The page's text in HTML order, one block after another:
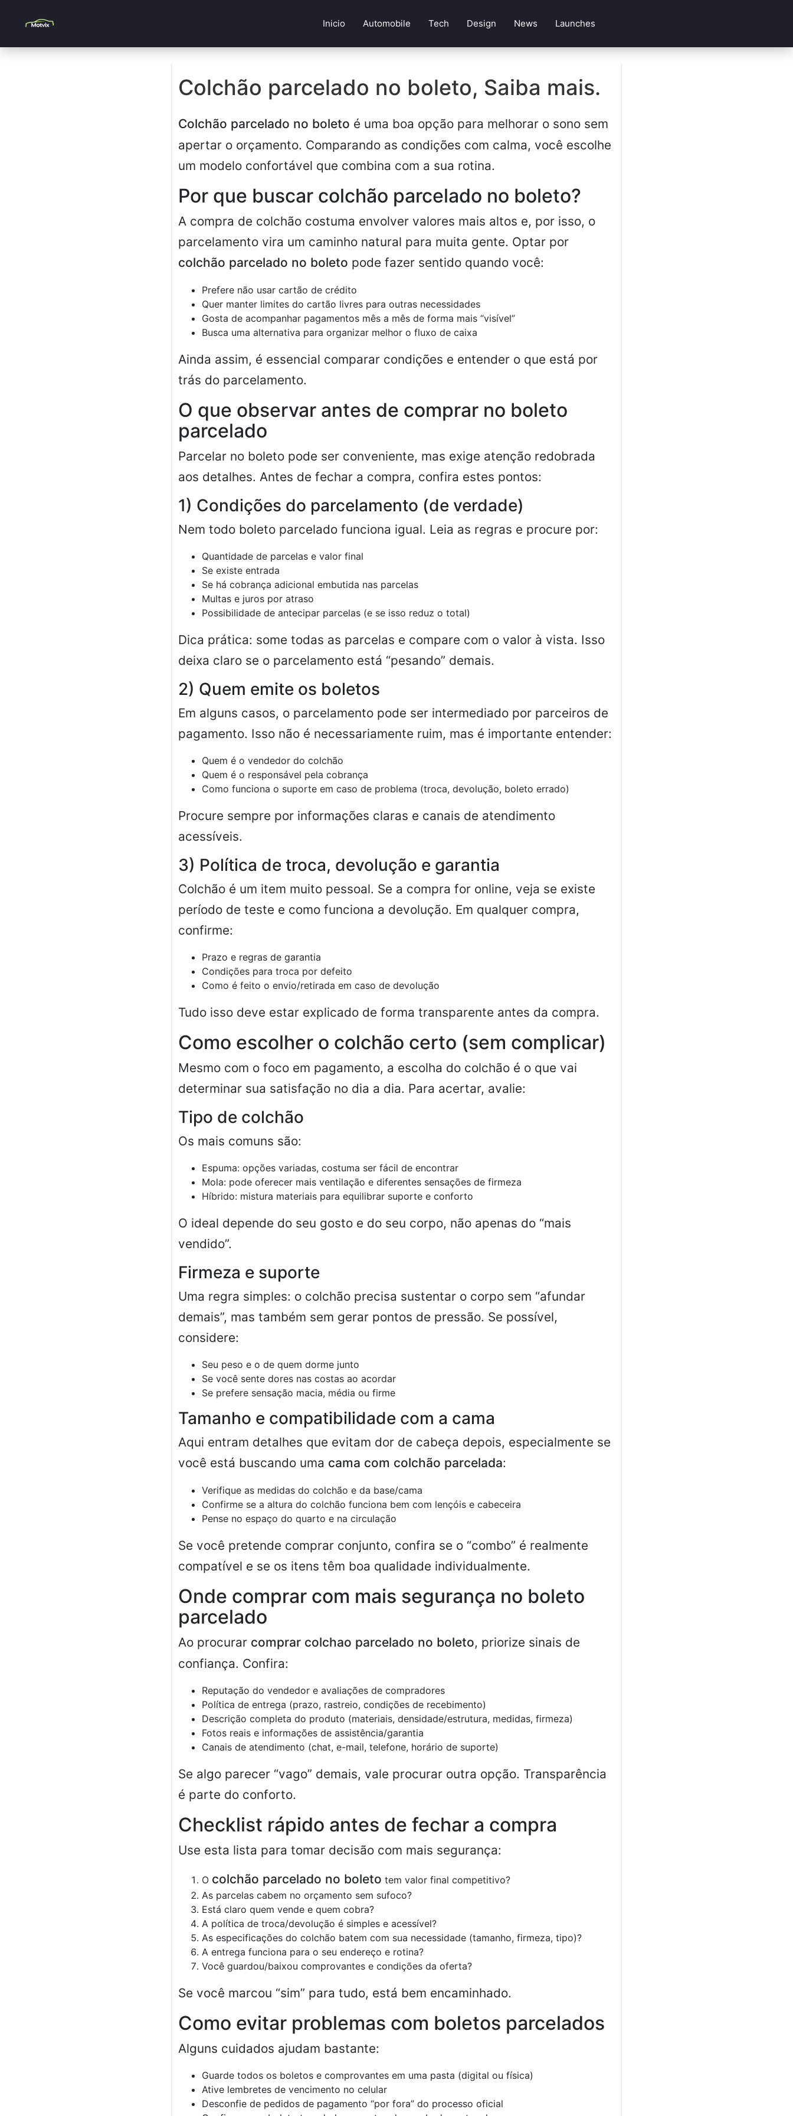
Inicio Automobile Tech Design News Launches
Colchão parcelado no boleto, Saiba mais.
Colchão parcelado no boleto é uma boa opção para melhorar o sono sem
apertar o orçamento. Comparando as condições com calma, você escolhe
um modelo confortável que combina com a sua rotina.
Por que buscar colchão parcelado no boleto?
A compra de colchão costuma envolver valores mais altos e, por isso, o
parcelamento vira um caminho natural para muita gente. Optar por
colchão parcelado no boleto pode fazer sentido quando você:
Prefere não usar cartão de crédito
Quer manter limites do cartão livres para outras necessidades
Gosta de acompanhar pagamentos mês a mês de forma mais “visível”
Busca uma alternativa para organizar melhor o fluxo de caixa
Ainda assim, é essencial comparar condições e entender o que está por
trás do parcelamento.
O que observar antes de comprar no boleto
parcelado
Parcelar no boleto pode ser conveniente, mas exige atenção redobrada
aos detalhes. Antes de fechar a compra, confira estes pontos:
1) Condições do parcelamento (de verdade)
Nem todo boleto parcelado funciona igual. Leia as regras e procure por:
Quantidade de parcelas e valor final
Se existe entrada
Se há cobrança adicional embutida nas parcelas
Multas e juros por atraso
Possibilidade de antecipar parcelas (e se isso reduz o total)
Dica prática: some todas as parcelas e compare com o valor à vista. Isso
deixa claro se o parcelamento está “pesando” demais.
2) Quem emite os boletos
Em alguns casos, o parcelamento pode ser intermediado por parceiros de
pagamento. Isso não é necessariamente ruim, mas é importante entender:
Quem é o vendedor do colchão
Quem é o responsável pela cobrança
Como funciona o suporte em caso de problema (troca, devolução, boleto errado)
Procure sempre por informações claras e canais de atendimento
acessíveis.
3) Política de troca, devolução e garantia
Colchão é um item muito pessoal. Se a compra for online, veja se existe
período de teste e como funciona a devolução. Em qualquer compra,
confirme:
Prazo e regras de garantia
Condições para troca por defeito
Como é feito o envio/retirada em caso de devolução
Tudo isso deve estar explicado de forma transparente antes da compra.
Como escolher o colchão certo (sem complicar)
Mesmo com o foco em pagamento, a escolha do colchão é o que vai
determinar sua satisfação no dia a dia. Para acertar, avalie:
Tipo de colchão
Os mais comuns são:
Espuma: opções variadas, costuma ser fácil de encontrar
Mola: pode oferecer mais ventilação e diferentes sensações de firmeza
Híbrido: mistura materiais para equilibrar suporte e conforto
O ideal depende do seu gosto e do seu corpo, não apenas do “mais
vendido”.
Firmeza e suporte
Uma regra simples: o colchão precisa sustentar o corpo sem “afundar
demais”, mas também sem gerar pontos de pressão. Se possível,
considere:
Seu peso e o de quem dorme junto
Se você sente dores nas costas ao acordar
Se prefere sensação macia, média ou firme
Tamanho e compatibilidade com a cama
Aqui entram detalhes que evitam dor de cabeça depois, especialmente se
você está buscando uma cama com colchão parcelada:
Verifique as medidas do colchão e da base/cama
Confirme se a altura do colchão funciona bem com lençóis e cabeceira
Pense no espaço do quarto e na circulação
Se você pretende comprar conjunto, confira se o “combo” é realmente
compatível e se os itens têm boa qualidade individualmente.
Onde comprar com mais segurança no boleto
parcelado
Ao procurar comprar colchao parcelado no boleto, priorize sinais de
confiança. Confira:
Reputação do vendedor e avaliações de compradores
Política de entrega (prazo, rastreio, condições de recebimento)
Descrição completa do produto (materiais, densidade/estrutura, medidas, firmeza)
Fotos reais e informações de assistência/garantia
Canais de atendimento (chat, e-mail, telefone, horário de suporte)
Se algo parecer “vago” demais, vale procurar outra opção. Transparência
é parte do conforto.
Checklist rápido antes de fechar a compra
Use esta lista para tomar decisão com mais segurança:
O colchão parcelado no boleto tem valor final competitivo?
As parcelas cabem no orçamento sem sufoco?
Está claro quem vende e quem cobra?
A política de troca/devolução é simples e acessível?
As especificações do colchão batem com sua necessidade (tamanho, firmeza, tipo)?
A entrega funciona para o seu endereço e rotina?
Você guardou/baixou comprovantes e condições da oferta?
Se você marcou “sim” para tudo, está bem encaminhado.
Como evitar problemas com boletos parcelados
Alguns cuidados ajudam bastante:
Guarde todos os boletos e comprovantes em uma pasta (digital ou física)
Ative lembretes de vencimento no celular
Desconfie de pedidos de pagamento “por fora” do processo oficial